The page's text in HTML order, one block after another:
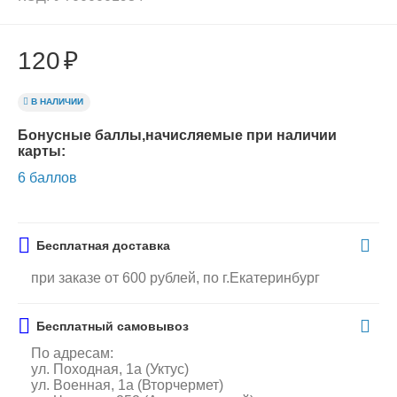
120₽
В НАЛИЧИИ
Бонусные баллы,начисляемые при наличии
карты:
6 баллов
Бесплатная доставка
при заказе от 600 рублей, по г.Екатеринбург
Бесплатный самовывоз
По адресам:
ул. Походная, 1а (Уктус)
ул. Военная, 1а (Вторчермет)